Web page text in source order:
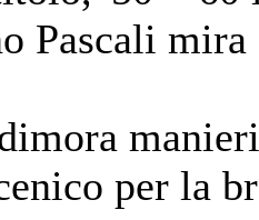
Pascali
per la